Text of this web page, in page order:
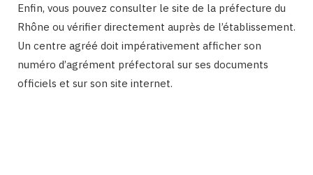
Enfin, vous pouvez consulter le site de la préfecture du
Rhône ou vérifier directement auprès de l’établissement.
Un centre agréé doit impérativement afficher son
numéro d’agrément préfectoral sur ses documents
officiels et sur son site internet.